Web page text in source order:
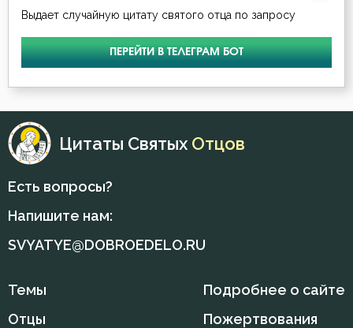
Выдает случайную цитату святого отца по запросу
ПЕРЕЙТИ В ТЕЛЕГРАМ БОТ
Цитаты Святых Отцов
Есть вопросы?
Напишите нам:
SVYATYE@DOBROEDELO.RU
Темы
Отцы
Подробнее о сайте
Пожертвования